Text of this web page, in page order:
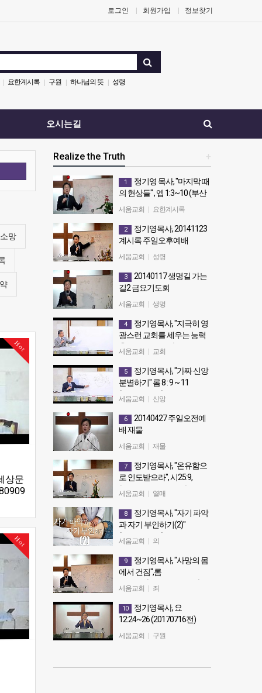
로그인 회원가입 정보찾기
요한계시록 구원 하나님의 뜻 성령
오시는길
소망
Hot
상문
Hot
+
Realize the Truth
1
정기영 목사, "마지막 때
의 현상들" , 엡 1:3~10 (부산
세움교회20140917 수요예
정기영 목사, "마지막 때의 현상
들" , 엡 1:3~10 (부산세움교회
20140917 수요예배)
세움교회 요한계시록
2
정기영목사, 20141123
계시록 주일오후예배
하나님의 일곱영
세움교회 성령
3
20140117 생명길 가는
길2 금요기도회
20140117 생명길 가는길2 금요
세움교회 생명
4
정기영목사, "지극히 영
광스런 교회를 세우는 능력
②" 엡 5 : 25 ~ 30 (20180603
정기영목사, "지극히 영광스런 교
회를 세우는 능력②" 엡 5 : 25 ~ 30
(20180603후)
세움교회 교회
5
정기영목사, "가짜 신앙
분별하기" 롬 8 : 9 ~ 11
(20180613수)
롬 8 : 9 ~ 11 (20180613수)
세움교회 신앙
6
20140427 주일오전예
배 재물
20140427 주일오전예배 재물
세움교회 재물
7
정기영목사, "온유함으
로 인도받으라", 시25:9,
(20150102 금요예배)
으라", 시25:9, (20150102 금요예
배)
세움교회 열매
8
정기영목사, "자기 파악
과 자기 부인하기(2)"
(20181109금)
인하기(2)" (20181109금)
세움교회 의
9
정기영목사, "사망의 몸
에서 건짐",롬
7:20~25(20150125 주후 )
짐",롬7:20~25(20150125 주후 )
세움교회 죄
10
정기영목사, 요
12:24~26 (20170716전)
정기영목사, 요12:24~26
세움교회 구원